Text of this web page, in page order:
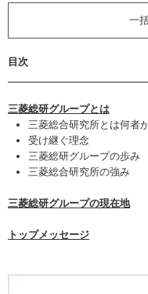
一
目次
三菱総研グループとは
三菱総合研究所とは何者
受け継ぐ理念
三菱総研グループの歩み
三菱総合研究所の強み
三菱総研グループの現在地
トップメッセージ